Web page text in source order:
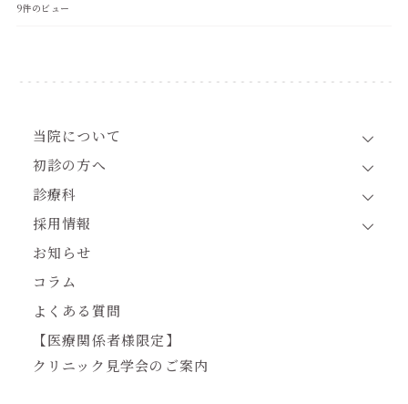
9件のビュー
当院について
初診の方へ
診療科
採用情報
お知らせ
コラム
よくある質問
【医療関係者様限定】
クリニック見学会のご案内